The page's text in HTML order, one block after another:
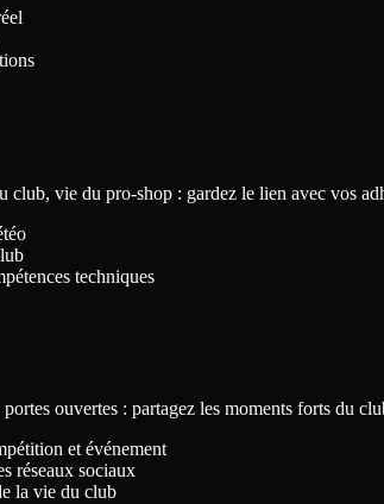
club, vie du pro-shop : gardez le lien avec vos
techniques
ouvertes : partagez les moments forts du
et événement
réseaux sociaux
la vie du club